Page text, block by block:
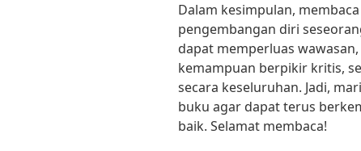
Dalam kesimpulan,
pengembangan diri
dapat memperluas
kemampuan berpikir kritis,
secara keseluruhan. Jadi,
buku agar dapat terus
baik. Selamat membaca!